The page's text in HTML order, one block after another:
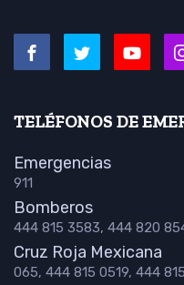
TELÉFONOS DE
Emergencias
911
Bomberos
444 815 3583, 444 820
Cruz Roja Mexicana
065, 444 815 0519, 444